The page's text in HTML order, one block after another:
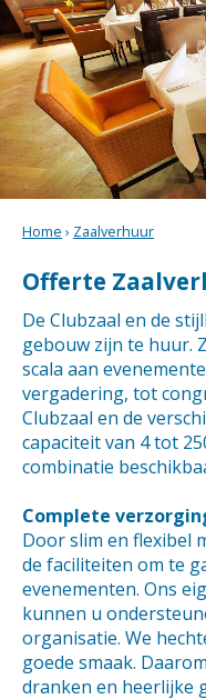
Home › Zaalverhuur
Offerte
De Clubzaal en de
gebouw zijn te huur.
scala aan
vergadering, tot
Clubzaal en de
capaciteit van 4 tot
combinatie
Complete
Door slim en flexibel
de faciliteiten om te
evenementen. Ons
kunnen u
organisatie. We
goede smaak.
dranken en heerlijke